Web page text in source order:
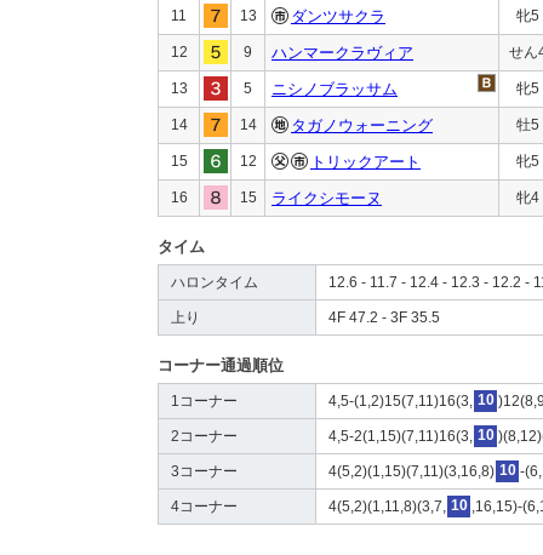
11 13 ダンツサクラ 牝5
12 9 ハンマークラヴィア せん
13 5 ニシノブラッサム 牝5
14 14 タガノウォーニング 牡5
15 12 トリックアート 牝5
16 15 ライクシモーヌ 牝4
タイム
ハロンタイム 12.6 - 11.7 - 12.4 - 12.3 - 12.2 -
上り 4F 47.2 - 3F 35.5
コーナー通過順位
1コーナー 4,5-(1,2)15(7,11)16(3, 10
2コーナー 4,5-2(1,15)(7,11)16(3, 10
3コーナー 4(5,2)(1,15)(7,11)(3,16,8) 10 -
4コーナー 4(5,2)(1,11,8)(3,7, 10 ,16,15)-